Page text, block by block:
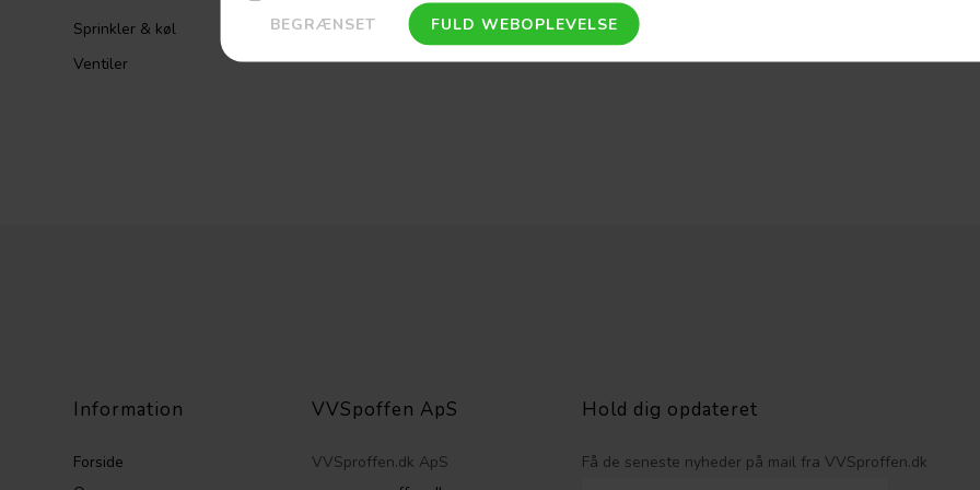
Sprinkler & køl
Ventiler
Information
Forside
VVSpoffen ApS
VVSproffen.dk ApS
Hold dig opdateret
Få de seneste nyheder på mail fra VVSproffen.dk